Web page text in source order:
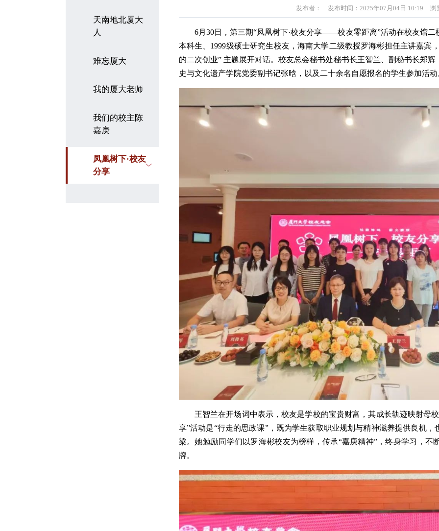
天南地北厦大
人
难忘厦大
我的厦大老师
我们的校主陈
嘉庚
凤凰树下·校友
分享
发布者： 发布时间：2025年07月04日 10:19 浏
6月30日，第三期“凤凰树下·校友分享——校友零距离”活动在校友馆二
本科生、1999级硕士研究生校友，海南大学二级教授罗海彬担任主讲嘉
的二次创业” 主题展开对话。校友总会秘书处秘书长王智兰、副秘书长郑
史与文化遗产学院党委副书记张晗，以及二十余名自愿报名的学生参加活动
王智兰在开场词中表示，校友是学校的宝贵财富，其成长轨迹映射母
享”活动是“行走的思政课”，既为学生获取职业规划与精神滋养提供良机
梁。她勉励同学们以罗海彬校友为榜样，传承“嘉庚精神”，终身学习，不
牌。